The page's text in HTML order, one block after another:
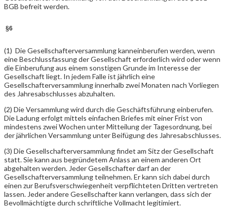
BGB befreit werden.
§6
(1) Die Gesellschafterversammlung kanneinberufen werden, wenn
eine Beschlussfassung der Gesellschaft erforderlich wird oder wenn
die Einberufung aus einem sonstigen Grunde im Interesse der
Gesellschaft liegt. In jedem Falle ist jährlich eine
Gesellschafterversammlung innerhalb zwei Monaten nach Vorliegen
des Jahresabschlusses abzuhalten.
(2) Die Versammlung wird durch die Geschäftsführung einberufen.
Die Ladung erfolgt mittels einfachen Briefes mit einer Frist von
mindestens zwei Wochen unter Mitteilung der Tagesordnung, bei
der jährlichen Versammlung unter Beifügung des Jahresabschlusses.
(3) Die Gesellschafterversammlung findet am Sitz der Gesellschaft
statt. Sie kann aus begründetem Anlass an einem anderen Ort
abgehalten werden. Jeder Gesellschafter darf an der
Gesellschafterversammlung teilnehmen. Er kann sich dabei durch
einen zur Berufsverschwiegenheit verpflichteten Dritten vertreten
lassen. Jeder andere Gesellschafter kann verlangen, dass sich der
Bevollmächtigte durch schriftliche Vollmacht legitimiert.